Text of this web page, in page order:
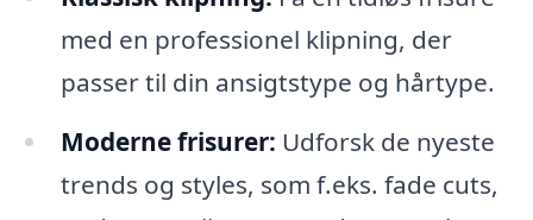
med en professionel klipning, der
passer til din ansigtstype og hårtype.
Moderne frisurer: Udforsk de nyeste
trends og styles, som f.eks. fade cuts,